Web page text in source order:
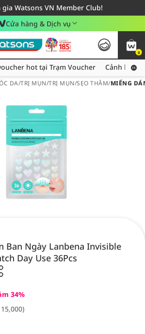
gia Watsons VN Member Club!
hàng cho đơn hàng từ 249,000Đ
24h - Áp dụng khu vực TP. Hồ Chí Minh
Cửa hàng & Dịch vụ
0
Thu thập thêm voucher hot tại Trạm Voucher
hot tại Trạm Voucher Cảnh báo
DA/TRỊ MỤN/TRỊ MỤN/SẸO THÂM/MIẾNG
Ban Ngày Lanbena Invisible
Day Use 36Pcs
34%